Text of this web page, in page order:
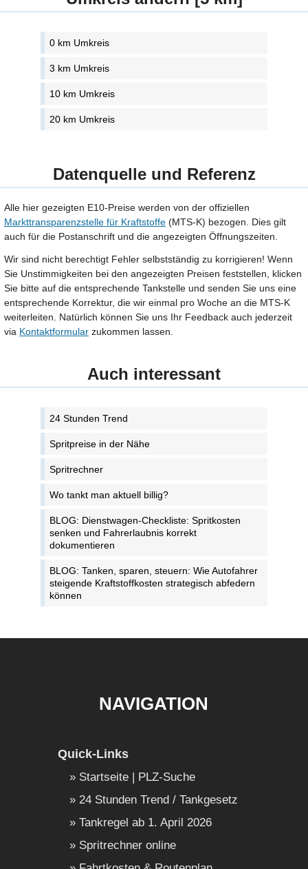
0 km Umkreis
3 km Umkreis
10 km Umkreis
20 km Umkreis
Datenquelle und Referenz
Alle hier gezeigten E10-Preise werden von der offiziellen
Markttransparenzstelle für Kraftstoffe (MTS-K) bezogen. Dies gilt
auch für die Postanschrift und die angezeigten Öffnungszeiten.
Wir sind nicht berechtigt Fehler selbstständig zu korrigieren! Wenn
Sie Unstimmigkeiten bei den angezeigten Preisen feststellen, klicken
Sie bitte auf die entsprechende Tankstelle und senden Sie uns eine
entsprechende Korrektur, die wir einmal pro Woche an die MTS-K
weiterleiten. Natürlich können Sie uns Ihr Feedback auch jederzeit
via Kontaktformular zukommen lassen.
Auch interessant
24 Stunden Trend
Spritpreise in der Nähe
Spritrechner
Wo tankt man aktuell billig?
BLOG: Dienstwagen-Checkliste: Spritkosten
senken und Fahrerlaubnis korrekt
dokumentieren
BLOG: Tanken, sparen, steuern: Wie Autofahrer
steigende Kraftstoffkosten strategisch abfedern
können
NAVIGATION
Quick-Links
Startseite | PLZ-Suche
24 Stunden Trend / Tankgesetz
Tankregel ab 1. April 2026
Spritrechner online